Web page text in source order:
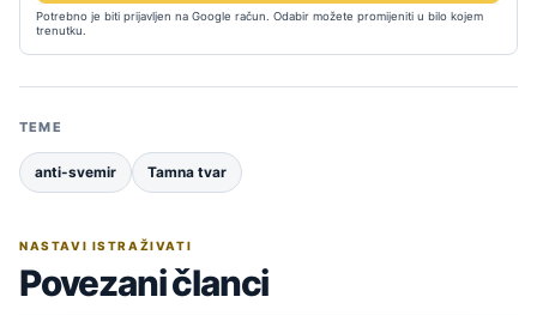
Potrebno je biti prijavljen na Google račun. Odabir možete promijeniti u bilo kojem
trenutku.
TEME
anti-svemir Tamna tvar
NASTAVI ISTRAŽIVATI
Povezani članci